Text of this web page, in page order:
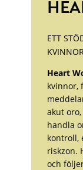
ETT
KVINNOR
Heart
kvinnor,
akut
handla
kontroll,
riskzon.
och